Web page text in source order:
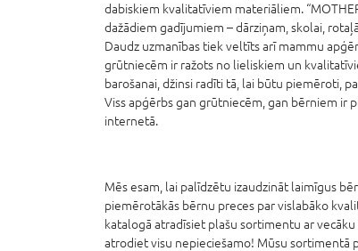
dabiskiem kvalitatīviem materiāliem.
dažādiem gadījumiem – dārziņam, skolai,
Daudz uzmanības tiek veltīts arī mammu
grūtniecēm ir ražots no lieliskiem un
barošanai, džinsi radīti tā, lai būtu piemēroti,
Viss apģērbs gan grūtniecēm, gan bērniem ir
internetā.
Mēs esam, lai palīdzētu izaudzināt laimīgus
piemērotākās bērnu preces par vislabāko
katalogā atradīsiet plašu sortimentu ar
atrodiet visu nepieciešamo! Mūsu sortimentā